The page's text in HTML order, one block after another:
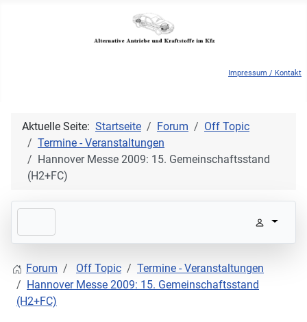
Impressum / Kontakt
Aktuelle Seite: Startseite Forum
Off Topic
Termine - Veranstaltungen
Hannover Messe 2009: 15. Gemeinschaftsstand
(H2+FC)
Forum Off Topic
Termine - Veranstaltungen
Hannover Messe 2009: 15. Gemeinschaftsstand
(H2+FC)